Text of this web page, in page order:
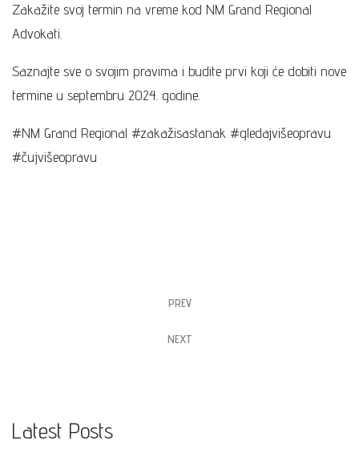
Zakažite svoj termin na vreme kod NM Grand Regional
Advokati.
Saznajte sve o svojim pravima i budite prvi koji će dobiti nove
termine u septembru 2024. godine.
#NM Grand Regional #zakažisastanak #gledajvišeopravu
#čujvišeopravu
PREV
NEXT
Latest Posts